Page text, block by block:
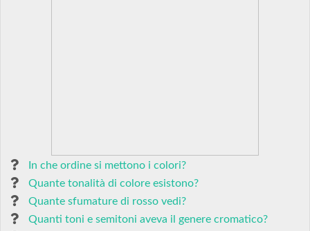
In che ordine si mettono i colori?
Quante tonalità di colore esistono?
Quante sfumature di rosso vedi?
Quanti toni e semitoni aveva il genere cromatico?